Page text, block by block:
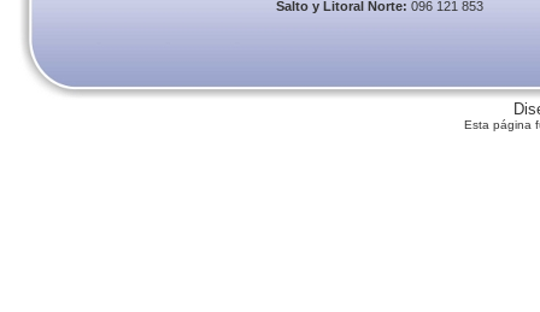
Salto y Litoral Norte: 096 121 853
Esta página